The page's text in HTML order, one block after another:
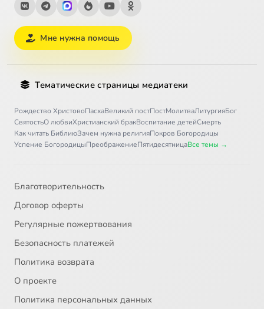
Мне нужна помощь
Тематические страницы медиатеки
Рождество ХристовоПасхаВеликий постПостМолитваЛитургияБог
СвятостьО любвиХристианский бракВоспитание детейСмерть
Как читать БиблиюЗачем нужна религияПокров Богородицы
Успение БогородицыПреображениеПятидесятницаВсе темы →
Благотворительность
Договор оферты
Регулярные пожертвования
Безопасность платежей
Политика возврата
О проекте
Политика персональных данных